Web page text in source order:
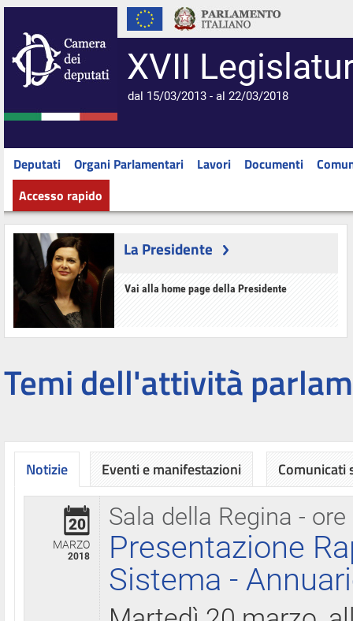
XVII
dal 15/03/2013 - al 22/03/2018
Deputati Organi Parlamentari Lavori Documenti
Accesso rapido
La Presidente
Vai alla home page della Presidente
Temi dell'attività
Notizie
Sala della Regina - ore
20
MARZO
2018
Presentazione
Sistema -
Eventi e manifestazioni Comunicati